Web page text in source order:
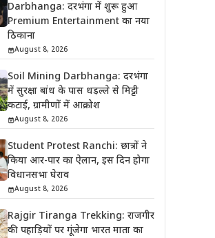
Darbhanga: दरभंगा में शुरू हुआ
Premium Entertainment का नया
ठिकाना
August 8, 2026
Soil Mining Darbhanga: दरभंगा
में सुरक्षा बांध के पास धड़ल्ले से मिट्टी
कटाई, ग्रामीणों में आक्रोश
August 8, 2026
Student Protest Ranchi: छात्रों ने
किया आर-पार का ऐलान, इस दिन होगा
विधानसभा घेराव
August 8, 2026
Rajgir Tiranga Trekking: राजगीर
की पहाड़ियों पर गूंजेगा भारत माता का